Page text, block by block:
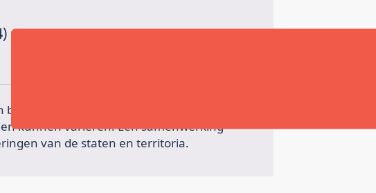
)
telefoondienst bij jou in de
kunnen variëren. Een samenwerking
van de staten en territoria.